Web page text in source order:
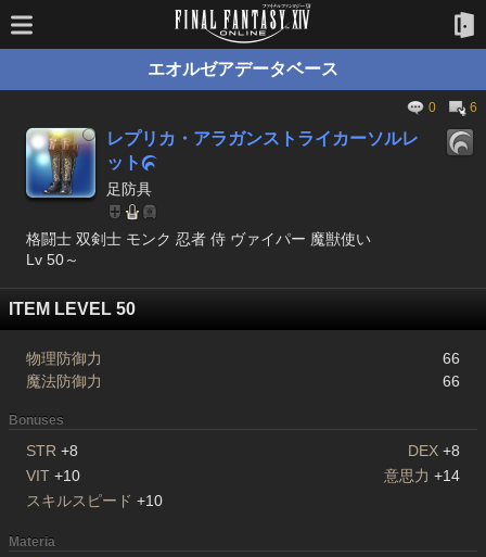
エオルゼアデータベース
0 6
レプリカ・アラガンストライカーソルレ
ット
足防具
格闘士 双剣士 モンク 忍者 侍 ヴァイパー 魔獣使い
Lv 50～
ITEM LEVEL 50
物理防御力
66
魔法防御力
66
Bonuses
STR +8 DEX +8
VIT +10 意思力 +14
スキルスピード +10
Materia